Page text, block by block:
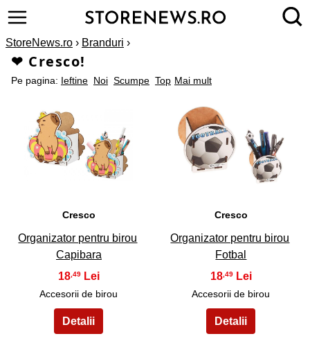
StoreNews.ro › Branduri ›
❤ Cresco!
Mai mult
Pe pagina: Ieftine Noi Scumpe Top
1
Cresco
Organizator pentru birou
Capibara
18,49
Accesorii de birou
2
Cresco
Organizator pentru birou
Fotbal
18,49
Accesorii de birou